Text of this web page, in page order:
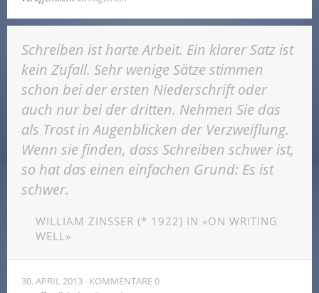
Schreiben ist harte Arbeit. Ein klarer Satz ist
kein Zufall. Sehr wenige Sätze stimmen
schon bei der ersten Niederschrift oder
auch nur bei der dritten. Nehmen Sie das
als Trost in Augenblicken der Verzweiflung.
Wenn sie finden, dass Schreiben schwer ist,
so hat das einen einfachen Grund: Es ist
schwer.
WILLIAM ZINSSER (* 1922) IN «ON WRITING
WELL»
30. APRIL 2013 KOMMENTARE 0